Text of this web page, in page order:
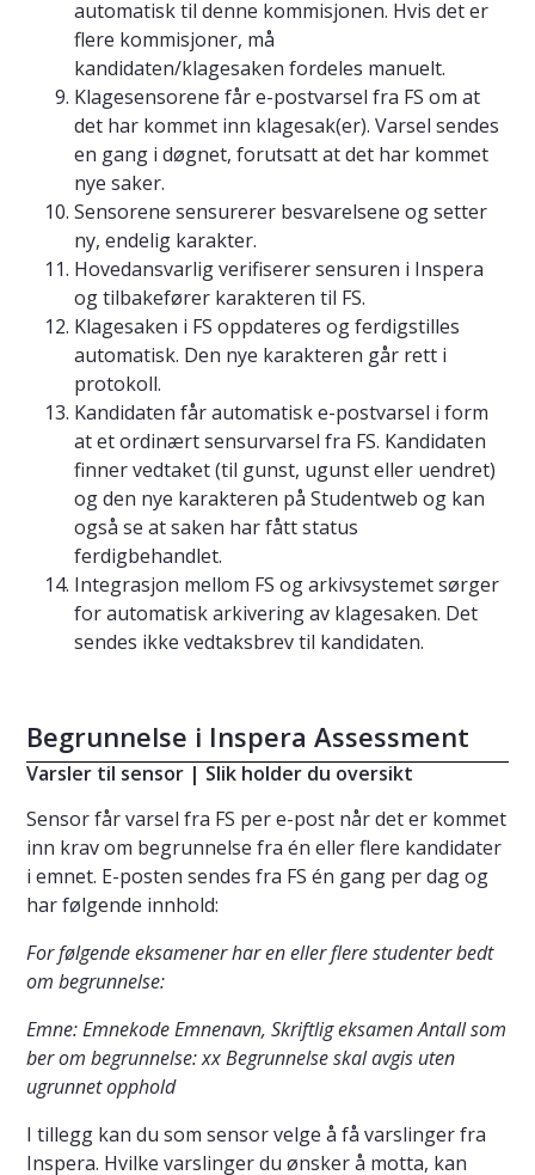
automatisk til denne kommisjonen. Hvis det er
flere kommisjoner, må
kandidaten/klagesaken fordeles manuelt.
Klagesensorene får e-postvarsel fra FS om at
det har kommet inn klagesak(er). Varsel sendes
en gang i døgnet, forutsatt at det har kommet
nye saker.
Sensorene sensurerer besvarelsene og setter
ny, endelig karakter.
Hovedansvarlig verifiserer sensuren i Inspera
og tilbakefører karakteren til FS.
Klagesaken i FS oppdateres og ferdigstilles
automatisk. Den nye karakteren går rett i
protokoll.
Kandidaten får automatisk e-postvarsel i form
at et ordinært sensurvarsel fra FS. Kandidaten
finner vedtaket (til gunst, ugunst eller uendret)
og den nye karakteren på Studentweb og kan
også se at saken har fått status
ferdigbehandlet.
Integrasjon mellom FS og arkivsystemet sørger
for automatisk arkivering av klagesaken. Det
sendes ikke vedtaksbrev til kandidaten.
Begrunnelse i Inspera Assessment
Varsler til sensor | Slik holder du oversikt
Sensor får varsel fra FS per e-post når det er kommet
inn krav om begrunnelse fra én eller flere kandidater
i emnet. E-posten sendes fra FS én gang per dag og
har følgende innhold:
For følgende eksamener har en eller flere studenter bedt
om begrunnelse:
Emne: Emnekode Emnenavn, Skriftlig eksamen Antall som
ber om begrunnelse: xx Begrunnelse skal avgis uten
ugrunnet opphold
I tillegg kan du som sensor velge å få varslinger fra
Inspera. Hvilke varslinger du ønsker å motta, kan